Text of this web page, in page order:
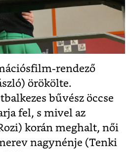
rendező
örökölte.
bűvész öccse
fel, s mivel az
korán meghalt, női
nagynénje (Tenki